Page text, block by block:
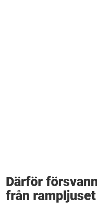
Därför
från rampljuset